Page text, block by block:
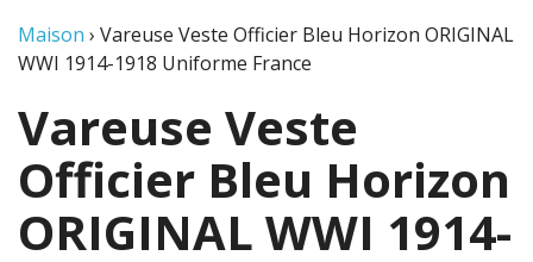
Maison › Vareuse Veste Officier Bleu Horizon ORIGINAL
WWI 1914-1918 Uniforme France
Vareuse Veste
Officier Bleu Horizon
ORIGINAL WWI 1914-